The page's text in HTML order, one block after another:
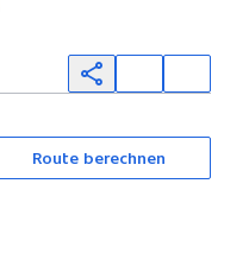
Route berechnen